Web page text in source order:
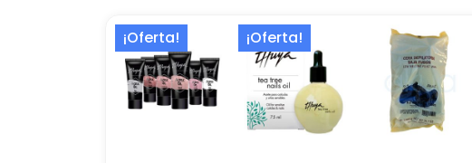
¡Oferta!
El
precio
original
era:
precio
actual
15,00 €.
Este
producto
tiene
múltiples
variantes.
¡Oferta!
El
precio
original
era:
16,99 €.
es:
13,73 €.